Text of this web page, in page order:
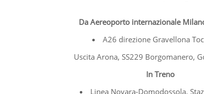
Da Aereoporto internazionale
A26 direzione Gravellona
Uscita Arona, SS229 Borgomanero,
In Treno
Linea Novara-Domodossola,